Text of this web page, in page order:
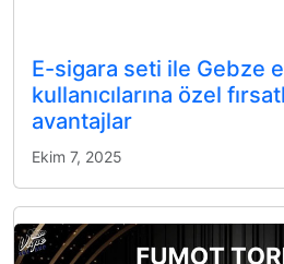
E-sigara seti ile Gebze
kullanıcılarına özel
avantajlar
Ekim 7, 2025